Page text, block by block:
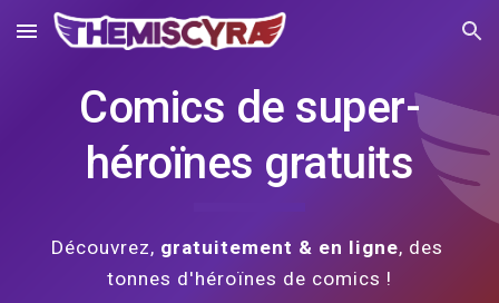
Skip to main content Skip to navigation
Comics de super-
héroïnes gratuits
Découvrez, gratuitement & en ligne, des
tonnes d'héroïnes de comics !